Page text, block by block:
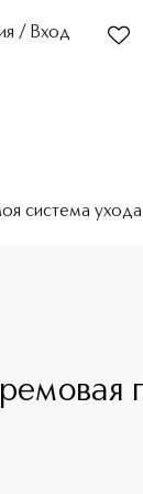
/ Вход
система ухода